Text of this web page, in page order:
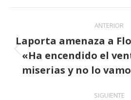
Navegación
entre
publicaciones
ANTERIOR
Laporta amenaza a
«Ha encendido el
miserias y no lo
SIGUIENTE